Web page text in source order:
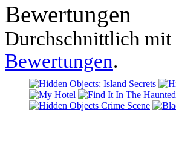
Bewertungen
Durchschnittlich mit
Bewertungen.